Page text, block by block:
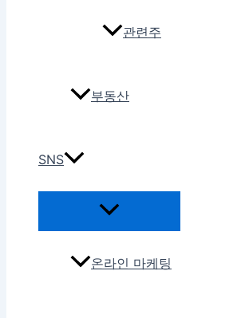
관련주
부동산
SNS
온라인 마케팅